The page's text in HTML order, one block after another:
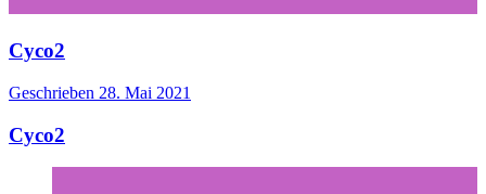
Cyco2
Geschrieben 28. Mai 2021
Cyco2